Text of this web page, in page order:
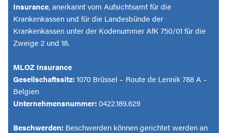
Insurance, anerkannt vom Aufsichtsamt für die
Krankenkassen und für die Landesbünde der
Krankenkassen unter der Kodenummer AfK 750/01 für die
Zweige 2 und 18.
MLOZ Insurance
Gesellschaftssitz:1070 Brüssel – Route de Lennik 788 A –
Belgien
Unternehmensnummer:0422.189.629
Beschwerden:Beschwerden können gerichtet werden an